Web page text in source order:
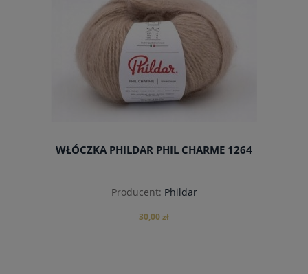
WŁÓCZKA PHILDAR PHIL CHARME 1264
Producent: Phildar
30,00 zł